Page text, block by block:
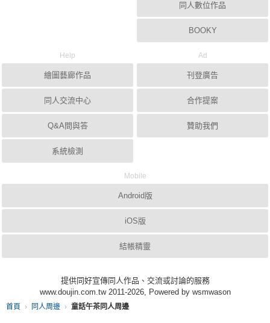
首頁 同人周邊 童話午茶同人周邊
同人數位作品
BOOKY
Help
繪圖藝廊作品
同人交流中心
Q&A問與答
系統檢測
Ad
刊登廣告
合作提案
贊助我們
Mobile
Android版
iOS版
結帳精靈
提供同好宣傳同人作品、交流或討論的服務
www.doujin.com.tw 2011-2026, Powered by wsmwason